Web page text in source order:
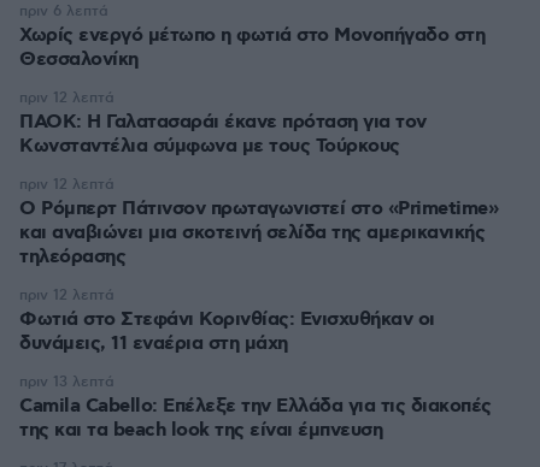
Χωρίς ενεργό μέτωπο η φωτιά στο Μονοπήγαδο στη
Θεσσαλονίκη
πριν 6 λεπτά
ΠΑΟΚ: Η Γαλατασαράι έκανε πρόταση για τον
Κωνσταντέλια σύμφωνα με τους Τούρκους
πριν 12 λεπτά
Ο Ρόμπερτ Πάτινσον πρωταγωνιστεί στο «Primetime»
και αναβιώνει μια σκοτεινή σελίδα της αμερικανικής
τηλεόρασης
πριν 12 λεπτά
Φωτιά στο Στεφάνι Κορινθίας: Ενισχυθήκαν οι
δυνάμεις, 11 εναέρια στη μάχη
πριν 12 λεπτά
Camila Cabello: Επέλεξε την Ελλάδα για τις διακοπές
της και τα beach look της είναι έμπνευση
πριν 13 λεπτά